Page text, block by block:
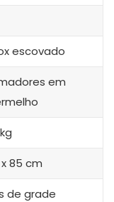
escovado
em
x 85 cm
de grade